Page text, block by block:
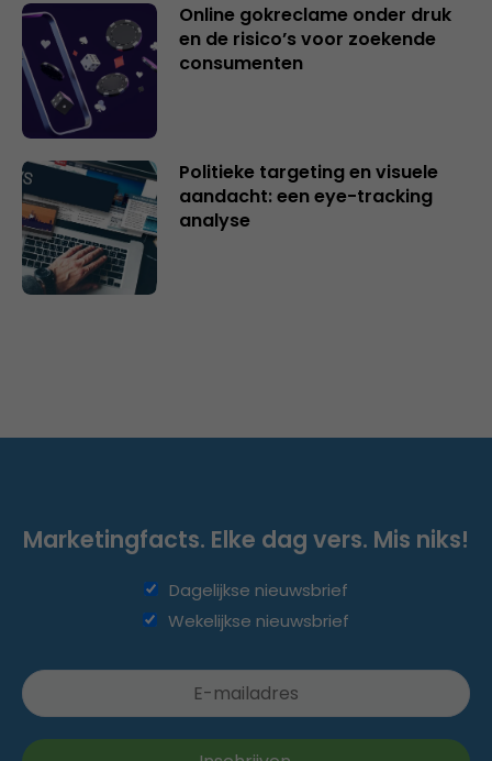
Online gokreclame onder druk
en de risico’s voor zoekende
consumenten
Politieke targeting en visuele
aandacht: een eye-tracking
analyse
Marketingfacts. Elke dag vers. Mis niks!
Dagelijkse nieuwsbrief
Wekelijkse nieuwsbrief